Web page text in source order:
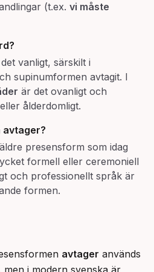
(t.ex. vi måste
vanligt, särskilt i
supinumformen avtagit. I
är det ovanligt och
ålderdomligt.
avtager?
presensform som idag
formell eller ceremoniell
och professionellt språk är
formen.
avtager används
i modern svenska är